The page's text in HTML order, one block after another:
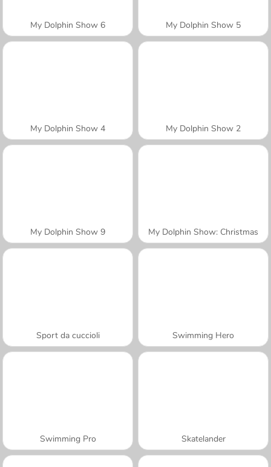
My Dolphin Show 6 My Dolphin Show 5
My Dolphin Show 4 My Dolphin Show 2
My Dolphin Show 9 My Dolphin Show: Christmas
Sport da cuccioli Swimming Hero
Swimming Pro Skatelander